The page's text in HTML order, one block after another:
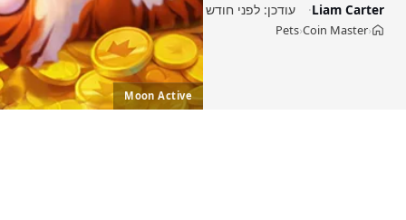
Liam Carter עודכן: לפני חודש
בית
›
Coin Master
›
Pets
Moon Active